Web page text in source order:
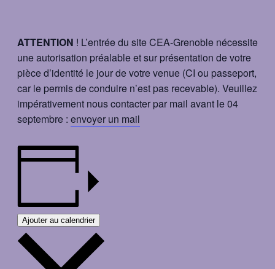
ATTENTION ! L’entrée du site CEA-Grenoble nécessite
une autorisation préalable et sur présentation de votre
pièce d’identité le jour de votre venue (CI ou passeport,
car le permis de conduire n’est pas recevable). Veuillez
impérat​ivement nous contacter par mail avant le 04
septembre : envoyer un mail
Ajouter au calendrier